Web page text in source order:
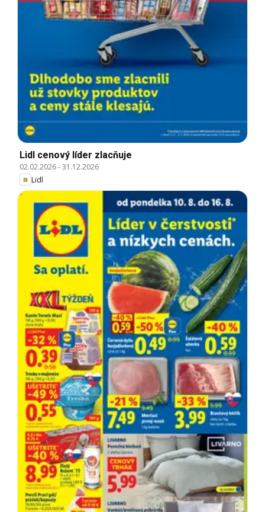
Lidl cenový líder zlacňuje
02.02.2026-31.12.2026
Lidl